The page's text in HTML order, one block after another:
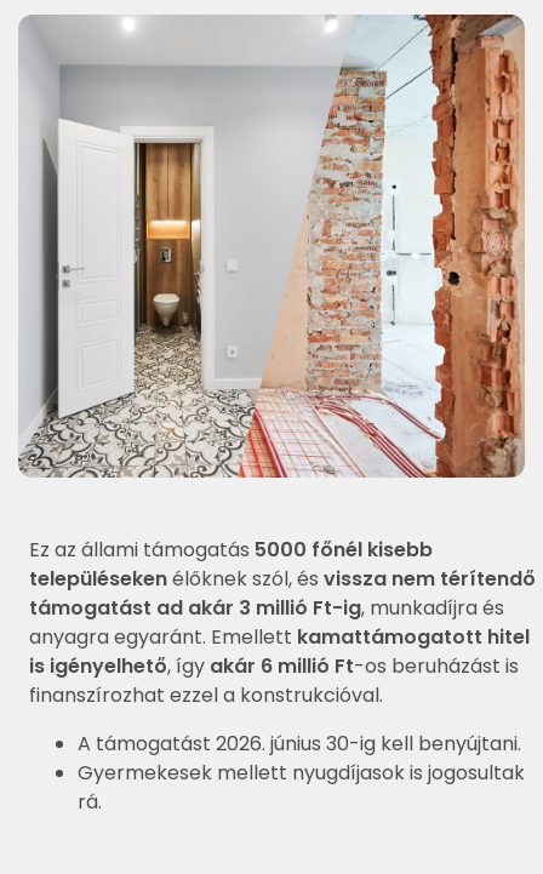
Ez az állami támogatás 5000 főnél kisebb
településekenélőknek szól, és vissza nem térítendő
támogatást ad akár 3 millió Ft-ig, munkadíjra és
anyagra egyaránt. Emellett kamattámogatott hitel
is igényelhető, így akár 6 millió Ft-os beruházást is
finanszírozhat ezzel a konstrukcióval.
A támogatást 2026. június 30-ig kell benyújtani.
Gyermekesek mellett nyugdíjasok is jogosultak
rá.